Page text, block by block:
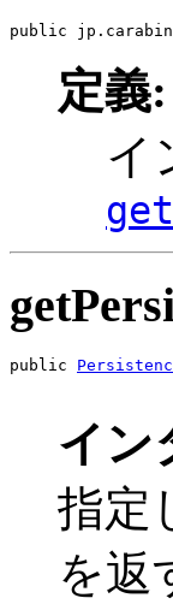
public
定義:
イ
public
イン
指定
を返